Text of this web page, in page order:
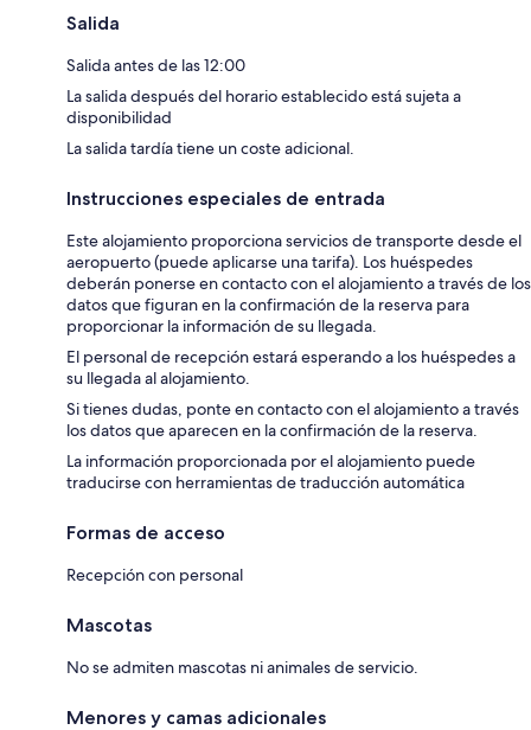
Salida
Salida antes de las 12:00
La salida después del horario establecido está sujeta a
disponibilidad
La salida tardía tiene un coste adicional.
Instrucciones especiales de entrada
Este alojamiento proporciona servicios de transporte desde el
aeropuerto (puede aplicarse una tarifa). Los huéspedes
deberán ponerse en contacto con el alojamiento a través de los
datos que figuran en la confirmación de la reserva para
proporcionar la información de su llegada.
El personal de recepción estará esperando a los huéspedes a
su llegada al alojamiento.
Si tienes dudas, ponte en contacto con el alojamiento a través
los datos que aparecen en la confirmación de la reserva.
La información proporcionada por el alojamiento puede
traducirse con herramientas de traducción automática
Formas de acceso
Recepción con personal
Mascotas
No se admiten mascotas ni animales de servicio.
Menores y camas adicionales